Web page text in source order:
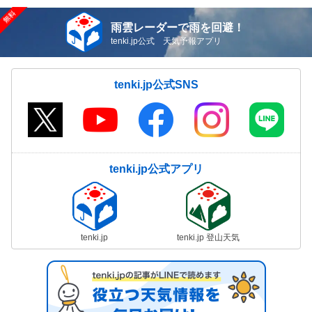
雨雲レーダーで雨を回避！
tenki.jp公式 天気予報アプリ
tenki.jp公式SNS
tenki.jp公式アプリ
tenki.jp tenki.jp 登山天気